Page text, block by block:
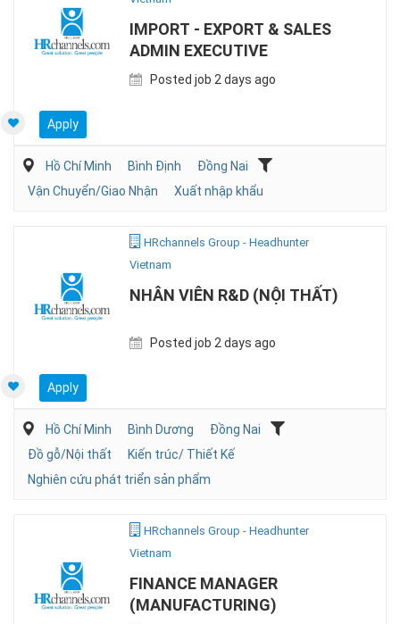
IMPORT - EXPORT & SALES
ADMIN EXECUTIVE
Posted job 2 days ago
Apply
Hồ Chí Minh Bình Định
Đồng Nai
Vận Chuyển/Giao Nhận
Xuất nhập khẩu
HRchannels Group - Headhunter
Vietnam
NHÂN VIÊN R&D (NỘI THẤT)
Posted job 2 days ago
Apply
Hồ Chí Minh Bình Dương
Đồng Nai
Đồ gỗ/Nội thất
Kiến trúc/ Thiết Kế
Nghiên cứu phát triển sản phẩm
HRchannels Group - Headhunter
Vietnam
FINANCE MANAGER
(MANUFACTURING)